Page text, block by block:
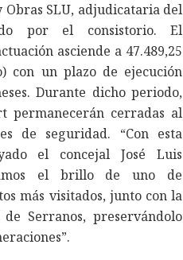
Obras SLU, adjudicataria del
por el consistorio. El
asciende a 47.489,25
con un plazo de ejecución
Durante dicho periodo,
permanecerán cerradas al
de seguridad. “Con esta
el concejal José Luis
el brillo de uno de
más visitados, junto con la
Serranos, preservándolo